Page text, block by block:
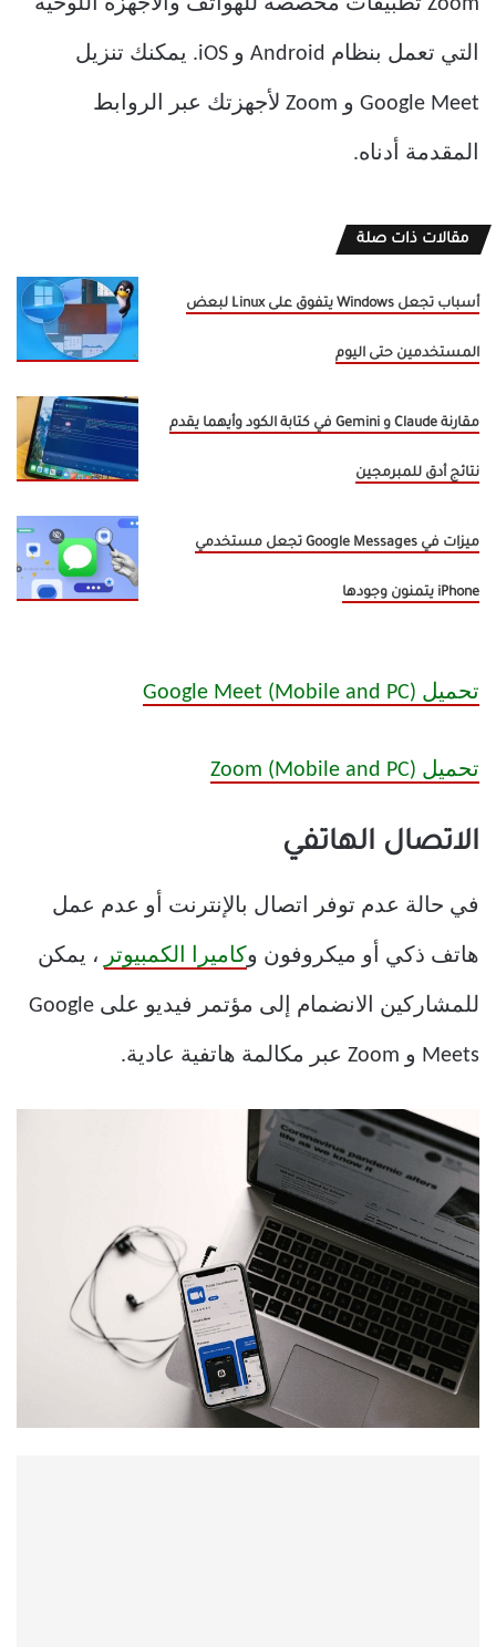
التي تعمل بنظام Android و iOS. يمكنك تنزيل
Google Meet و Zoom لأجهزتك عبر الروابط
المقدمة أدناه.
مقالات ذات صلة
أسباب تجعل Windows يتفوق على Linux لبعض
المستخدمين حتى اليوم
مقارنة Claude و Gemini في كتابة الكود وأيهما يقدم
نتائج أدق للمبرمجين
ميزات في Google Messages تجعل مستخدمي
iPhone يتمنون وجودها
تحميل Google Meet (Mobile and PC)
تحميل Zoom (Mobile and PC)
الاتصال الهاتفي
في حالة عدم توفر اتصال بالإنترنت أو عدم عمل
هاتف ذكي أو ميكروفون وكاميرا الكمبيوتر ، يمكن
للمشاركين الانضمام إلى مؤتمر فيديو على Google
Meets و Zoom عبر مكالمة هاتفية عادية.